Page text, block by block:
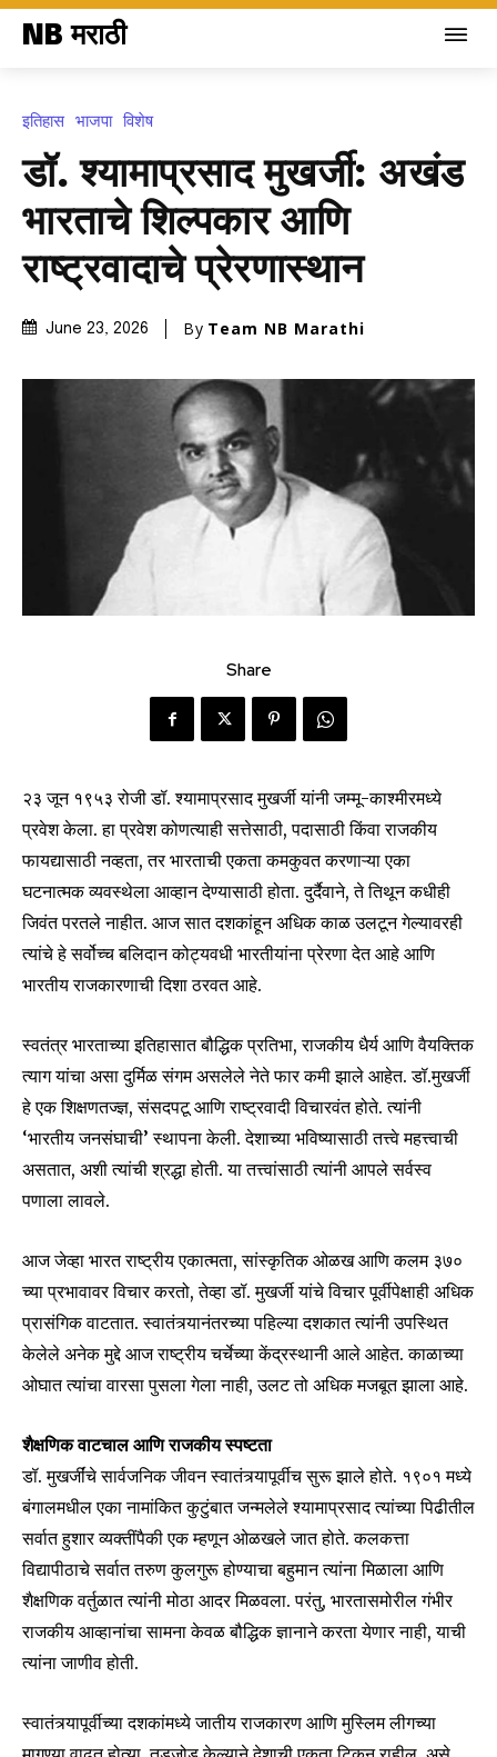
NB मराठी
इतिहास भाजपा विशेष
डॉ. श्यामाप्रसाद मुखर्जी: अखंड
भारताचे शिल्पकार आणि
राष्ट्रवादाचे प्रेरणास्थान
June 23, 2026 By Team NB Marathi
Share
२३ जून १९५३ रोजी डॉ. श्यामाप्रसाद मुखर्जी यांनी जम्मू-काश्मीरमध्ये
प्रवेश केला. हा प्रवेश कोणत्याही सत्तेसाठी, पदासाठी किंवा राजकीय
फायद्यासाठी नव्हता, तर भारताची एकता कमकुवत करणाऱ्या एका
घटनात्मक व्यवस्थेला आव्हान देण्यासाठी होता. दुर्दैवाने, ते तिथून कधीही
जिवंत परतले नाहीत. आज सात दशकांहून अधिक काळ उलटून गेल्यावरही
त्यांचे हे सर्वोच्च बलिदान कोट्यवधी भारतीयांना प्रेरणा देत आहे आणि
भारतीय राजकारणाची दिशा ठरवत आहे.
स्वतंत्र भारताच्या इतिहासात बौद्धिक प्रतिभा, राजकीय धैर्य आणि वैयक्तिक
त्याग यांचा असा दुर्मिळ संगम असलेले नेते फार कमी झाले आहेत. डॉ.मुखर्जी
हे एक शिक्षणतज्ज्ञ, संसदपटू आणि राष्ट्रवादी विचारवंत होते. त्यांनी
‘भारतीय जनसंघाची’ स्थापना केली. देशाच्या भविष्यासाठी तत्त्वे महत्त्वाची
असतात, अशी त्यांची श्रद्धा होती. या तत्त्वांसाठी त्यांनी आपले सर्वस्व
पणाला लावले.
आज जेव्हा भारत राष्ट्रीय एकात्मता, सांस्कृतिक ओळख आणि कलम ३७०
च्या प्रभावावर विचार करतो, तेव्हा डॉ. मुखर्जी यांचे विचार पूर्वीपेक्षाही अधिक
प्रासंगिक वाटतात. स्वातंत्र्यानंतरच्या पहिल्या दशकात त्यांनी उपस्थित
केलेले अनेक मुद्दे आज राष्ट्रीय चर्चेच्या केंद्रस्थानी आले आहेत. काळाच्या
ओघात त्यांचा वारसा पुसला गेला नाही, उलट तो अधिक मजबूत झाला आहे.
शैक्षणिक वाटचाल आणि राजकीय स्पष्टता
डॉ. मुखर्जींचे सार्वजनिक जीवन स्वातंत्र्यापूर्वीच सुरू झाले होते. १९०१ मध्ये
बंगालमधील एका नामांकित कुटुंबात जन्मलेले श्यामाप्रसाद त्यांच्या पिढीतील
सर्वात हुशार व्यक्तींपैकी एक म्हणून ओळखले जात होते. कलकत्ता
विद्यापीठाचे सर्वात तरुण कुलगुरू होण्याचा बहुमान त्यांना मिळाला आणि
शैक्षणिक वर्तुळात त्यांनी मोठा आदर मिळवला. परंतु, भारतासमोरील गंभीर
राजकीय आव्हानांचा सामना केवळ बौद्धिक ज्ञानाने करता येणार नाही, याची
त्यांना जाणीव होती.
स्वातंत्र्यापूर्वीच्या दशकांमध्ये जातीय राजकारण आणि मुस्लिम लीगच्या